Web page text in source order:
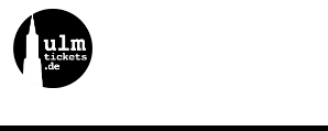
Zum Hauptinhalt springen